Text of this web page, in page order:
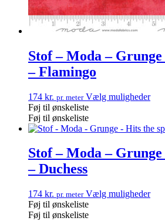
Stof – Moda –
– Flamingo
174 kr. pr. meter Vælg muligheder
Føj til ønskeliste
Føj til ønskeliste
Stof – Moda –
– Duchess
174 kr. pr. meter Vælg muligheder
Føj til ønskeliste
Føj til ønskeliste